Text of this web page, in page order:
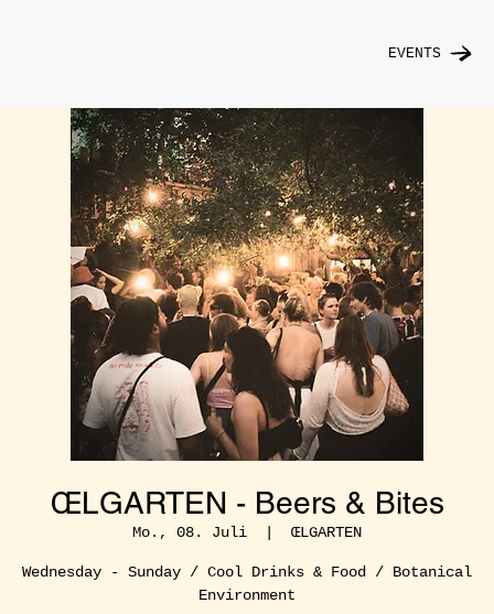
EVENTS
ŒLGARTEN - Beers & Bites
Mo., 08. Juli
  |
ŒLGARTEN
Wednesday - Sunday / Cool Drinks & Food / Botanical
Environment